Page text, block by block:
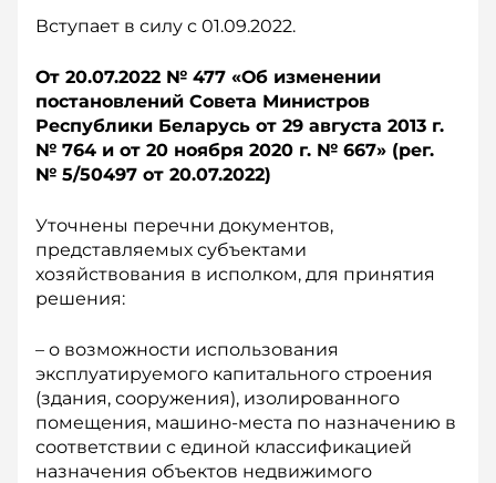
Вступает в силу с 01.09.2022.
От 20.07.2022 № 477 «Об изменении
постановлений Совета Министров
Республики Беларусь от 29 августа 2013 г.
№ 764 и от 20 ноября 2020 г. № 667» (рег.
№ 5/50497 от 20.07.2022)
Уточнены перечни документов,
представляемых субъектами
хозяйствования в исполком, для принятия
решения:
– о возможности использования
эксплуатируемого капитального строения
(здания, сооружения), изолированного
помещения, машино-места по назначению в
соответствии с единой классификацией
назначения объектов недвижимого